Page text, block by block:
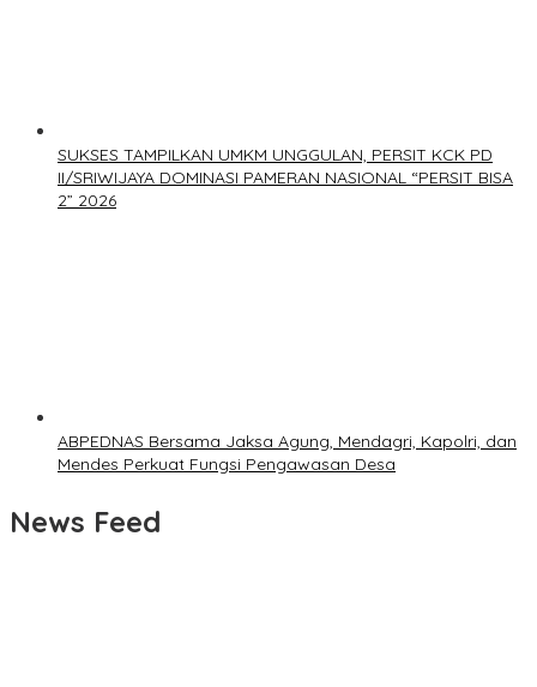
SUKSES TAMPILKAN UMKM UNGGULAN, PERSIT KCK PD
II/SRIWIJAYA DOMINASI PAMERAN NASIONAL “PERSIT BISA
2” 2026
ABPEDNAS Bersama Jaksa Agung, Mendagri, Kapolri, dan
Mendes Perkuat Fungsi Pengawasan Desa
News Feed